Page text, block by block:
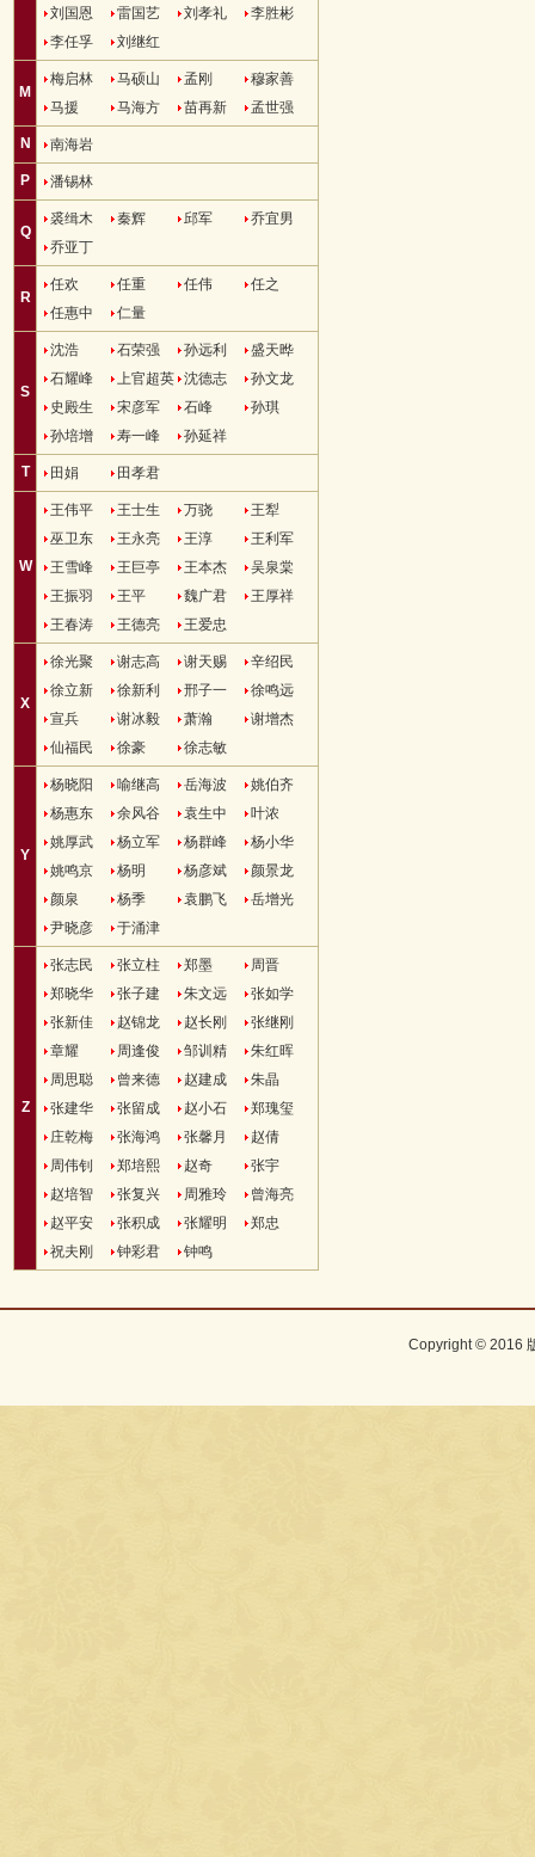
刘国恩
雷国艺 刘孝礼
李胜彬
李任孚
刘继红
M
梅启林 马硕山 孟刚
穆家善
马援
马海方 苗再新 孟世强
N 南海岩
P 潘锡林
Q
裘缉木 秦辉 邱军
乔宜男
乔亚丁
R
任欢 任重 任伟
任之
任惠中
仁量
S
沈浩 石荣强 孙远利
盛天晔
石耀峰
上官超英 沈德志
孙文龙
史殿生
宋彦军 石峰
孙琪
孙培增
寿一峰 孙延祥
T 田娟 田孝君
W
王伟平 王士生 万骁
王犁
巫卫东
王永亮 王淳
王利军
王雪峰
王巨亭 王本杰
吴泉棠
王振羽
王平 魏广君
王厚祥
王春涛
王德亮 王爱忠
X
徐光聚 谢志高 谢天赐
辛绍民
徐立新
徐新利 邢子一
徐鸣远
宣兵
谢冰毅 萧瀚
谢增杰
仙福民
徐豪 徐志敏
Y
杨晓阳 喻继高 岳海波
姚伯齐
杨惠东
余风谷 袁生中
叶浓
姚厚武
杨立军 杨群峰
杨小华
姚鸣京
杨明 杨彦斌
颜景龙
颜泉
杨季 袁鹏飞
岳增光
尹晓彦
于涌津
Z
张志民 张立柱 郑墨
周晋
郑晓华
张子建 朱文远
张如学
张新佳
赵锦龙 赵长刚
张继刚
章耀
周逢俊 邹训精
朱红晖
周思聪
曾来德 赵建成
朱晶
张建华
张留成 赵小石
郑瑰玺
庄乾梅
张海鸿 张馨月
赵倩
周伟钊
郑培熙 赵奇
张宇
赵培智
张复兴 周雅玲
曾海亮
赵平安
张积成 张耀明
郑忠
祝夫刚
钟彩君 钟鸣
Copyright © 2016